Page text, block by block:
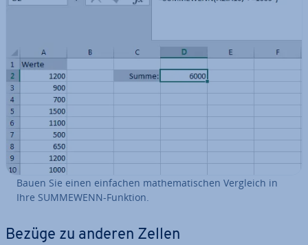
Bauen Sie einen einfachen ma­the­ma­ti­schen Vergleich in
Ihre SUMMEWENN-Funktion.
Bezüge zu anderen Zellen